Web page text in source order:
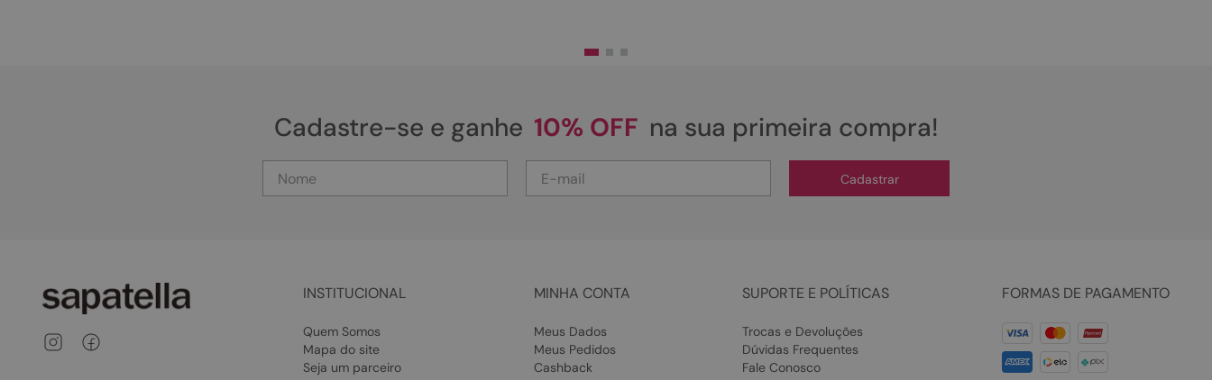
Cadastre-se e ganhe 10% OFF na sua primeira compra!
Cadastrar
INSTITUCIONAL
Quem Somos
Mapa do site
Seja um parceiro
MINHA CONTA
Meus Dados
Meus Pedidos
Cashback
SUPORTE E POLÍTICAS
Trocas e Devoluções
Dúvidas Frequentes
Fale Conosco
FORMAS DE PAGAMENTO